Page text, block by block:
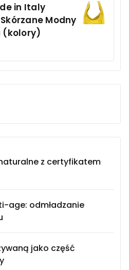
in Italy
Modny
(kolory)
z certyfikatem
age: odmładzanie
jako część